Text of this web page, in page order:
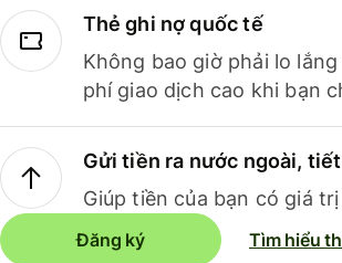
Thẻ ghi nợ quốc tế
Không bao giờ phải lo
phí giao dịch cao khi bạn
Gửi tiền ra nước ngoài,
Giúp tiền của bạn có giá
Đăng ký Tìm hiểu